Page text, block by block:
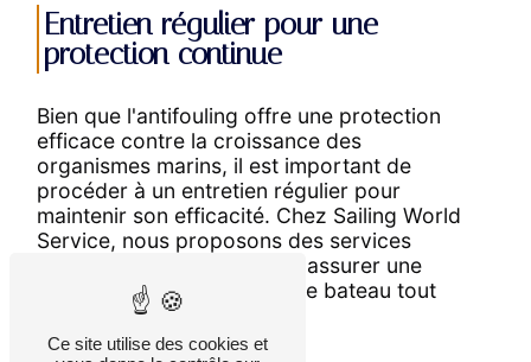
Entretien régulier pour une
protection continue
Bien que l'antifouling offre une protection
efficace contre la croissance des
organismes marins, il est important de
procéder à un entretien régulier pour
maintenir son efficacité. Chez Sailing World
Service, nous proposons des services
d'entretien antifouling pour assurer une
protection continue de votre bateau tout
au long de l'année.
Ce site utilise des cookies et